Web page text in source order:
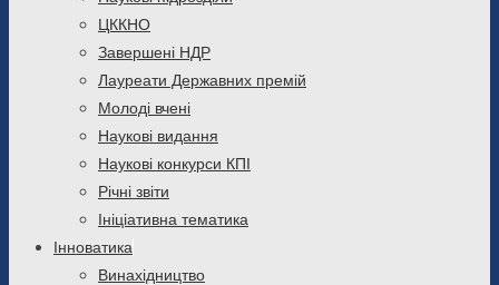
ЦККНО
Завершені НДР
Лауреати Державних премій
Молоді вчені
Наукові видання
Наукові конкурси КПІ
Річні звіти
Ініціативна тематика
Інноватика
Винахідництво